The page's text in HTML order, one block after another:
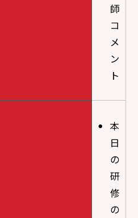
師
コ
メ
ン
ト
本
日
の
研
修
の